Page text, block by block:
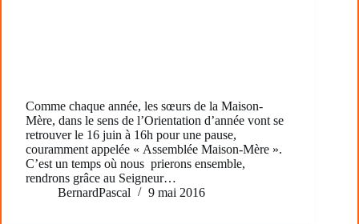
Comme chaque année, les sœurs de la Maison-
Mère, dans le sens de l’Orientation d’année vont se
retrouver le 16 juin à 16h pour une pause,
couramment appelée « Assemblée Maison-Mère ».
C’est un temps où nous prierons ensemble,
rendrons grâce au Seigneur…
BernardPascal
9 mai 2016